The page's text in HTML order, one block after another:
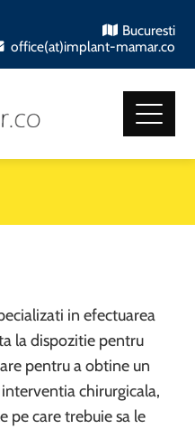
Bucuresti
office(at)implant-mamar.co
in efectuarea
la dispozitie pentru
pentru a obtine un
chirurgicala,
pe care trebuie sa le